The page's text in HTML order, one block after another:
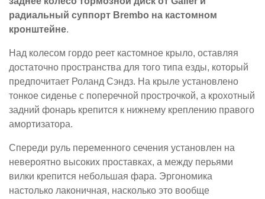
радиальный суппорт Brembo на кастомном
кронштейне.
Над колесом гордо реет кастомное крыло, оставляя
достаточно пространства для того типа езды, который
предпочитает Роланд Сэндз. На крыле установлено
тонкое сиденье с поперечной прострочкой, а крохотный
задний фонарь крепится к нижнему креплению правого
амортизатора.
Спереди руль переменного сечения установлен на
невероятно высоких проставках, а между перьями
вилки крепится небольшая фара. Эргономика
настолько лаконичная, насколько это вообще